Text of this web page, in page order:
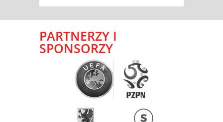
PARTNERZY I
SPONSORZY